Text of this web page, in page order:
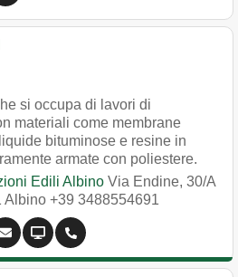
si occupa di lavori di
materiali come membrane
bituminose e resine in
armate con poliestere.
Edili Albino Via Endine, 30/A
Albino +39 3488554691